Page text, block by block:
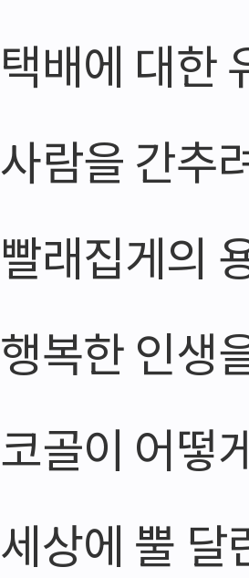
택배에 대한
사람을 간추
빨래집게의
행복한 인생
코골이 어떻
세상에 뿔 달